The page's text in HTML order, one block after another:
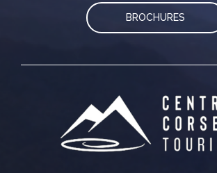
BROCHURES